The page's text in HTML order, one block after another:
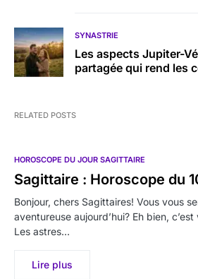
SYNASTRIE
Les aspects Jupiter-
partagée qui rend les
RELATED POSTS
HOROSCOPE DU JOUR SAGITTAIRE
Sagittaire : Horoscope du
Bonjour, chers Sagittaires! Vous vous
aventureuse aujourd’hui? Eh bien,
Les astres…
Lire plus